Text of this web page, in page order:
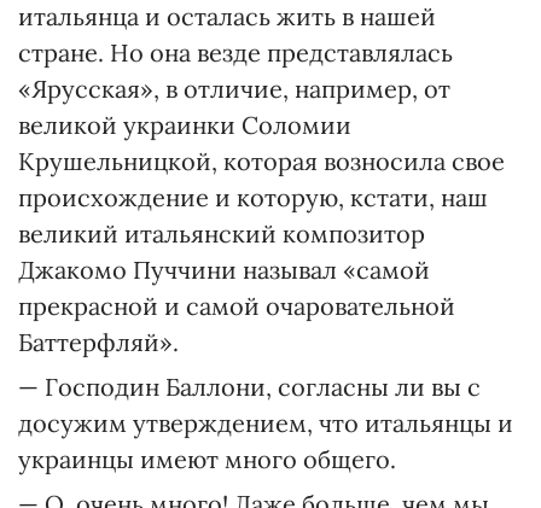
итальянца и осталась жить в нашей
стране. Но она везде представлялась
«Ярусская», в отличие, например, от
великой украинки Соломии
Крушельницкой, которая возносила свое
происхождение и которую, кстати, наш
великий итальянский композитор
Джакомо Пуччини называл «самой
прекрасной и самой очаровательной
Баттерфляй».
— Господин Баллони, согласны ли вы с
досужим утверждением, что итальянцы и
украинцы имеют много общего.